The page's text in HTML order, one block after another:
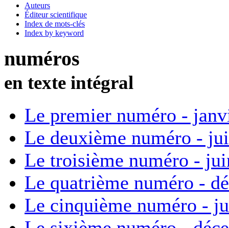
Auteurs
Éditeur scientifique
Index de mots-clés
Index by keyword
numéros
en texte intégral
Le premier numéro -
Le deuxième numéro -
Le troisième numéro -
Le quatrième numéro -
Le cinquième numéro -